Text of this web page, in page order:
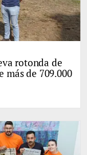
rotonda de
más de 709.000